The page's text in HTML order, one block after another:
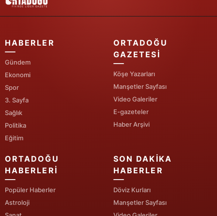
Sivas
Tekirdağ
Tokat
Trabzon
Tunceli
Şanlıurfa
Yozgat
Zonguldak
HABERLER
Gündem
Ekonomi
Spor
3. Sayfa
Sağlık
Politika
Eğitim
ORTADOĞU
GAZETESI
Köşe Yazarları
Manşetler Sayfası
Video Galeriler
E-gazeteler
Haber Arşivi
ORTADOĞU
HABERLERI
Popüler Haberler
Astroloji
SON DAKIKA
HABERLER
Döviz Kurları
Manşetler Sayfası